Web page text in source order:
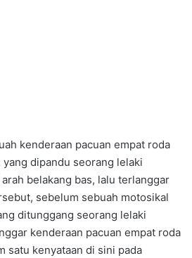
kenderaan pacuan empat roda
dipandu seorang lelaki
belakang bas, lalu terlanggar
sebelum sebuah motosikal
ditunggang seorang lelaki
kenderaan pacuan empat roda
satu kenyataan di sini pada